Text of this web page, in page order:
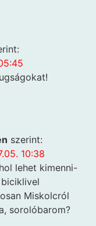
szerint:
10:38
lehet kimenni-
Miskolcról
sorolóbarom?